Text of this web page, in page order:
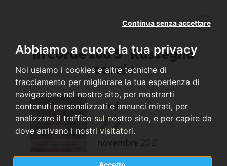
Abbiamo a cuore la tua privacy
Noi usiamo i cookies e altre tecniche di
tracciamento per migliorare la tua esperienza di
navigazione nel nostro sito, per mostrarti
contenuti personalizzati e annunci mirati, per
analizzare il traffico sul nostro sito, e per capire da
dove arrivano i nostri visitatori.
Continua senza accettare
In corde suo 5ª Rassegna
corale
lunedì
22
novembre 2021